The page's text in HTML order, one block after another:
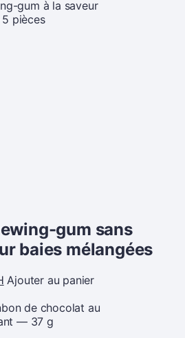
gum sans
baies mélangées
Ajouter au panier